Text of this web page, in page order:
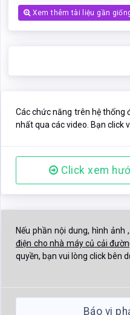
Xem thêm tài liệu gần
Các chức năng trên hệ thống
nhất qua các video. Bạn click
Click xem
Nếu phần nội dung, hình ảnh
điện cho nhà máy củ cải
quyền, bạn vui lòng click bên
Báo vi